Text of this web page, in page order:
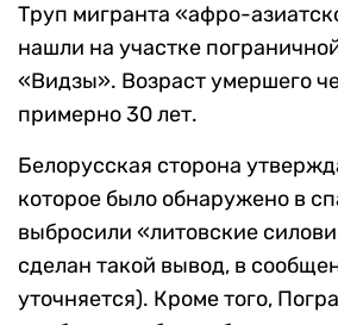
Труп мигранта «афро-
нашли на участке
«Видзы». Возраст умершего
примерно 30 лет.
Белорусская сторона
которое было обнаружено в
выбросили «литовские
сделан такой вывод, в
уточняется). Кроме того,